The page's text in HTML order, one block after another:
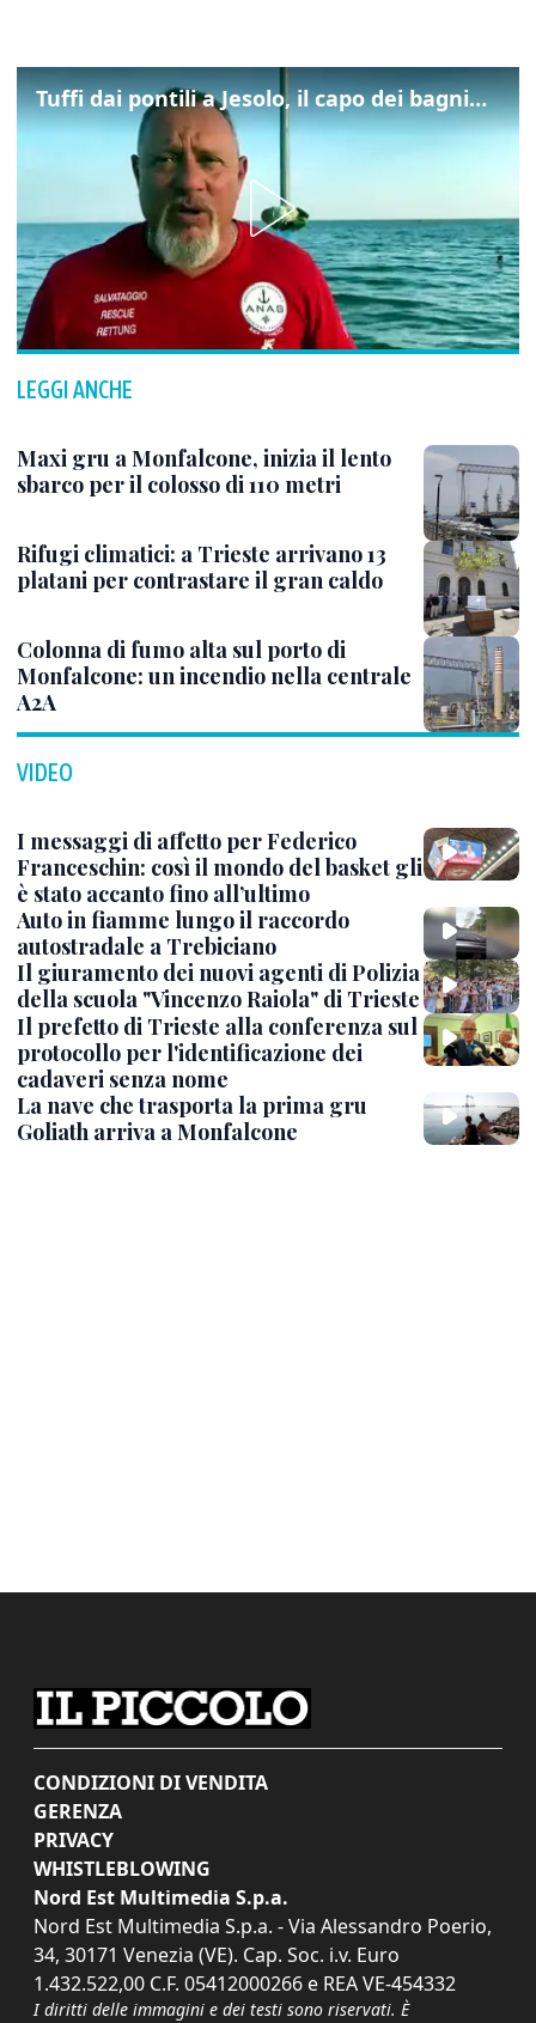
Tuffi dai pontili a Jesolo, il capo dei bagnini: "L'impegno di tutti per evitare altre tragedie"
LEGGI ANCHE
Maxi gru a Monfalcone, inizia il lento
sbarco per il colosso di 110 metri
Rifugi climatici: a Trieste arrivano 13
platani per contrastare il gran caldo
Colonna di fumo alta sul porto di
Monfalcone: un incendio nella centrale
A2A
VIDEO
I messaggi di affetto per Federico
Franceschin: così il mondo del basket gli
è stato accanto fino all’ultimo
Auto in fiamme lungo il raccordo
autostradale a Trebiciano
Il giuramento dei nuovi agenti di Polizia
della scuola "Vincenzo Raiola" di Trieste
Il prefetto di Trieste alla conferenza sul
protocollo per l'identificazione dei
cadaveri senza nome
La nave che trasporta la prima gru
Goliath arriva a Monfalcone
CONDIZIONI DI VENDITA
GERENZA
PRIVACY
WHISTLEBLOWING
Nord Est Multimedia S.p.a.
Nord Est Multimedia S.p.a. - Via Alessandro Poerio,
34, 30171 Venezia (VE). Cap. Soc. i.v. Euro
1.432.522,00 C.F. 05412000266 e REA VE-454332
I diritti delle immagini e dei testi sono riservati. È